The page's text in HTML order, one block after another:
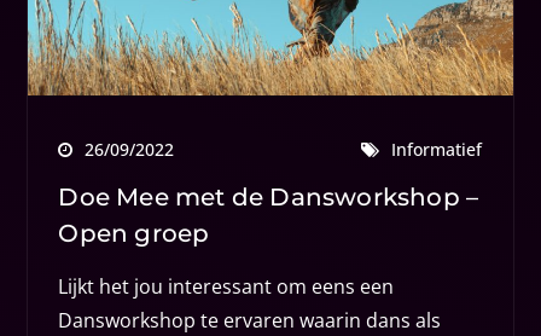
26/09/2022 Informatief
Doe Mee met de Dansworkshop –
Open groep
Lijkt het jou interessant om eens een
Dansworkshop te ervaren waarin dans als